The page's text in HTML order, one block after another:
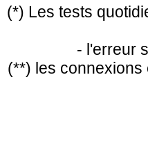
(*) Les tests
- l'erreur
(**) les connexions